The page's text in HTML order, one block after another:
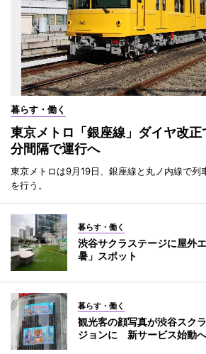
暮らす・働く
東京メトロ「銀座線」ダイヤ改
分間隔で運行へ
東京メトロは9月19日、銀座線と丸ノ内線で列
を行う。
暮らす・働く
渋谷サクラステージに屋外
暑」スポット
暮らす・働く
観光客の顔写真が渋谷スク
ジョンに 新サービス始動へ